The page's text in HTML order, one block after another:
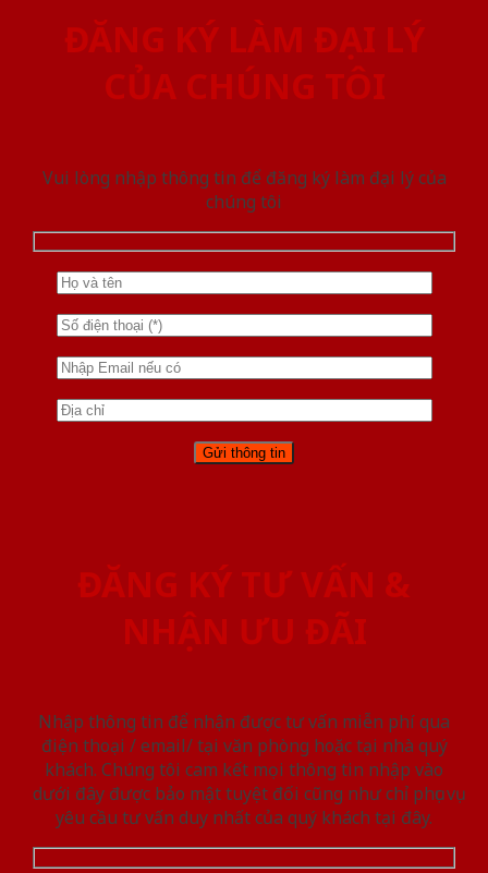
ĐĂNG KÝ LÀM ĐẠI LÝ
CỦA CHÚNG TÔI
Vui lòng nhập thông tin để đăng ký làm đại lý của
chúng tôi
ĐĂNG KÝ TƯ VẤN &
NHẬN ƯU ĐÃI
Nhập thông tin để nhận được tư vấn miễn phí qua
điện thoại / email/ tại văn phòng hoặc tại nhà quý
khách. Chúng tôi cam kết mọi thông tin nhập vào
dưới đây được bảo mật tuyệt đối cũng như chỉ phục vụ
yêu cầu tư vấn duy nhất của quý khách tại đây.